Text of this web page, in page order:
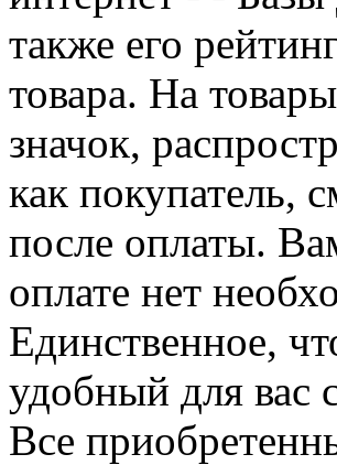
также его
товара. На
значок,
как покупатель,
после оплаты.
оплате нет
Единственное,
удобный для вас
Все